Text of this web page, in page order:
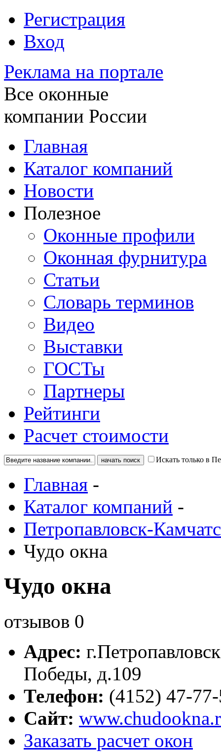
Регистрация
Вход
Реклама на портале
Все оконные
компании России
Главная
Каталог компаний
Новости
Полезное
Оконные профили
Оконная фурнитура
Статьи
Словарь терминов
Видео
Выставки
ГОСТы
Партнеры
Рейтинги
Расчет стоимости
Искать только в
Главная -
Каталог компаний -
Петропавловск-
Чудо окна
Чудо окна
отзывов 0
Адрес: г.
Победы, д.109
Телефон: (4152) 47-
Сайт:
Заказать расчет окон